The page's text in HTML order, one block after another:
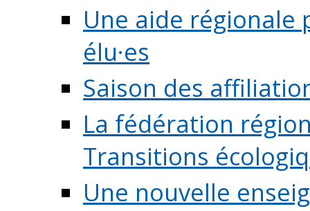
Une aide régionale
élu·es
Saison des
La fédération
Transitions
Une nouvelle